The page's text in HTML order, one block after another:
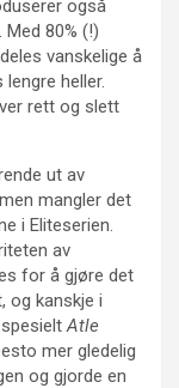
også
80% (!)
vanskelige å
heller.
rett og slett
ut av
mangler det
i Eliteserien.
av
for å gjøre det
og kanskje i
spesieltAtle
mer gledelig
og gjorde en